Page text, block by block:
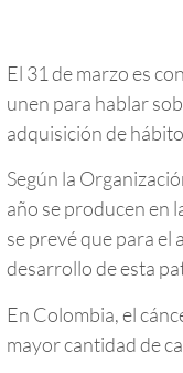
El 31 de marzo es
unen para hablar
adquisición de
Según la
año se producen en
se prevé que para el
desarrollo de esta
En Colombia, el
mayor cantidad de